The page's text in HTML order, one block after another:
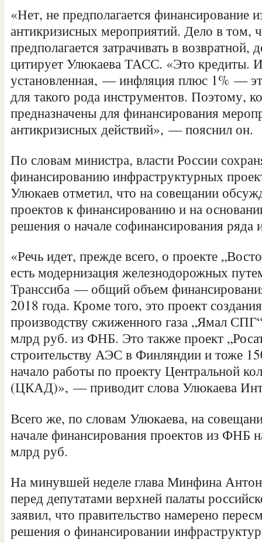
«Нет, не предполагается
антикризисных мероприятий. Дело в том,
предполагается затрачивать в
цитирует Улюкаева ТАСС. «Это кредиты. И
установленная, — инфляция плюс 1% —
для такого рода инструментов. Поэтому,
предназначены для финансирования
антикризисных действий», — пояснил он.
По словам министра, власти России
финансированию инфраструктурных
Улюкаев отметил, что на совещании
проектов к финансированию и на
решения о начале софинансирования ряда
«Речь идет, прежде всего, о проекте
есть модернизация железнодорожных
Транссиба — общий объем
2018 года. Кроме того, это проект
производству сжиженного газа „Ямал
млрд руб. из ФНБ. Это также п​роект
строительству АЭС в Финляндии и тоже
начало работы по проекту Центральной
(ЦКАД)», — приводит слова Улюкаева
Всего же, по словам Улюкаева, на
начале финансирования проектов из
млрд руб.
На минувшей неделе глава Минфина
перед депутатами верхней палаты
заявил, что правительство намерено
решения о финансировании